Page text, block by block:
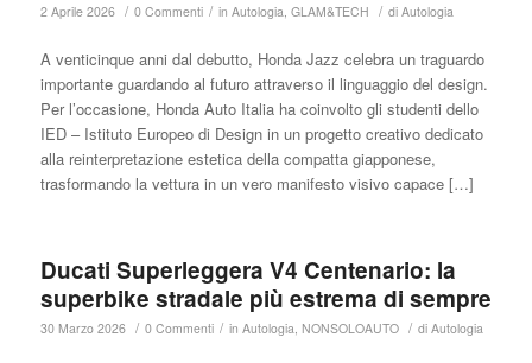
2 Aprile 2026 / 0 Commenti / in Autologia, GLAM&TECH / di Autologia
A venticinque anni dal debutto, Honda Jazz celebra un traguardo
importante guardando al futuro attraverso il linguaggio del design.
Per l’occasione, Honda Auto Italia ha coinvolto gli studenti dello
IED – Istituto Europeo di Design in un progetto creativo dedicato
alla reinterpretazione estetica della compatta giapponese,
trasformando la vettura in un vero manifesto visivo capace […]
Ducati Superleggera V4 Centenario: la
superbike stradale più estrema di sempre
30 Marzo 2026 / 0 Commenti / in Autologia, NONSOLOAUTO / di Autologia